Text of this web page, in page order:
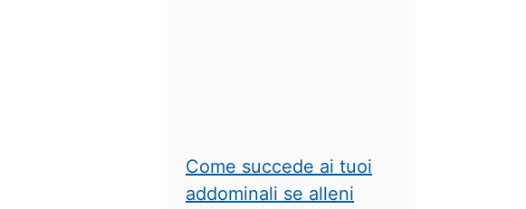
Come succede ai tuoi
addominali se alleni